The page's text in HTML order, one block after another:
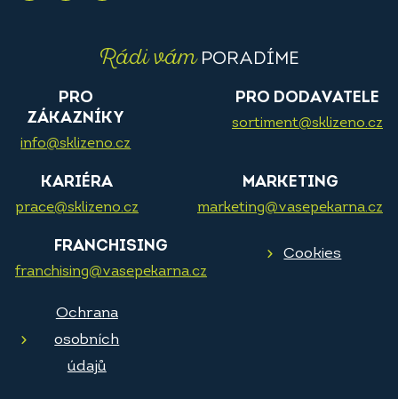
Rádi vámPORADÍME
PRO
ZÁKAZNÍKY
info@sklizeno.cz
PRO DODAVATELE
sortiment@sklizeno.cz
KARIÉRA
prace@sklizeno.cz
MARKETING
marketing@vasepekarna.cz
FRANCHISING
franchising@vasepekarna.cz
Cookies
Ochrana
osobních
údajů